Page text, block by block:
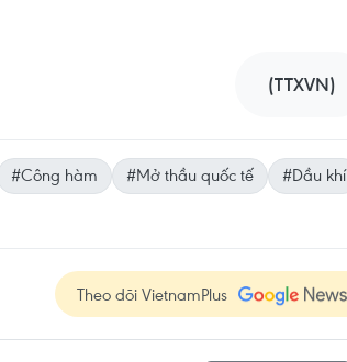
(TTXVN)
#Công hàm #Mở thầu quốc tế
#Dầu khí
Theo dõi VietnamPlus